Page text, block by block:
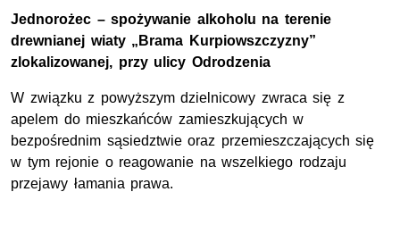
Jednorożec – spożywanie alkoholu na terenie
drewnianej wiaty „Brama Kurpiowszczyzny”
zlokalizowanej, przy ulicy Odrodzenia
W związku z powyższym dzielnicowy zwraca się z
apelem do mieszkańców zamieszkujących w
bezpośrednim sąsiedztwie oraz przemieszczających się
w tym rejonie o reagowanie na wszelkiego rodzaju
przejawy łamania prawa.